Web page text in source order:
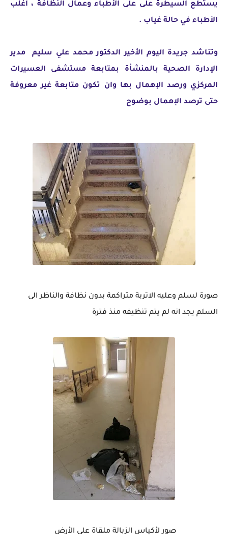
يستطع السيطرة على على الأطباء وعمال النظافة ، اغلب
الأطباء في حالة غياب .
وتناشد جريدة اليوم الأخير الدكتور محمد علي سليم مدير
الإدارة الصحية بالمنشأة بمتابعة مستشفى العسيرات
المركزي ورصد الإهمال بها وان تكون متابعة غير معروفة
حتى ترصد الإهمال بوضوح
صورة لسلم وعليه الاتربة متراكمة بدون نظافة والناظر الى
السلم يجد انه لم يتم تنظيفه منذ فترة
صور لأكياس الزبالة ملقاة على الأرض